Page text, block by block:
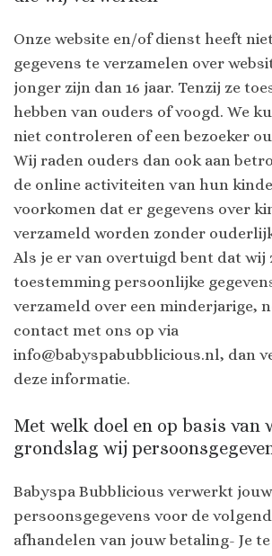
Onze website en/of dienst heeft
gegevens te verzamelen over
jonger zijn dan 16 jaar. Tenzij ze
hebben van ouders of voogd. We
niet controleren of een bezoeker
Wij raden ouders dan ook aan
de online activiteiten van hun
voorkomen dat er gegevens over
verzameld worden zonder
Als je er van overtuigd bent dat wij
toestemming persoonlijke
verzameld over een minderjarige,
contact met ons op via
info@babyspabubblicious.nl, dan
deze informatie.
Met welk doel en op basis van
grondslag wij
Babyspa Bubblicious verwerkt jouw
persoonsgegevens voor de
afhandelen van jouw betaling- Je